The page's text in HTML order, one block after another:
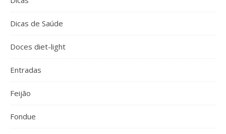
Dicas de Saúde
Doces diet-light
Entradas
Feijão
Fondue